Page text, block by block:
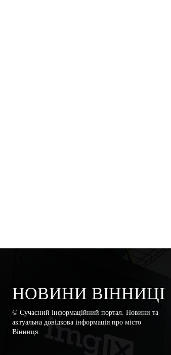
НОВИНИ ВІННИЦІ
© Сучасний інформаційний портал. Новини та
актуальна довідкова інформація про місто
Вінниця.